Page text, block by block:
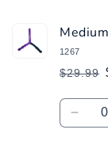
3/4
Black
1267
Precio
habitual
$29.99
Precio
de
oferta
Cantidad